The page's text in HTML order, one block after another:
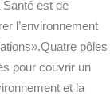
Santé est de
l’environnement
pôles
pour couvrir un
et la